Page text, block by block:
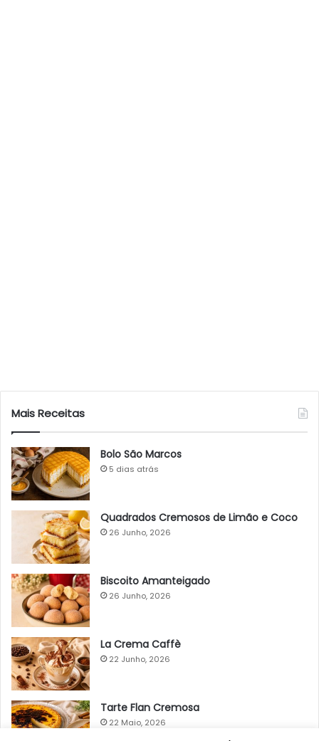
Mais Receitas
Bolo São Marcos
5 dias atrás
Quadrados Cremosos de Limão e Coco
26 Junho, 2026
Biscoito Amanteigado
26 Junho, 2026
La Crema Caffè
22 Junho, 2026
Tarte Flan Cremosa
22 Maio, 2026